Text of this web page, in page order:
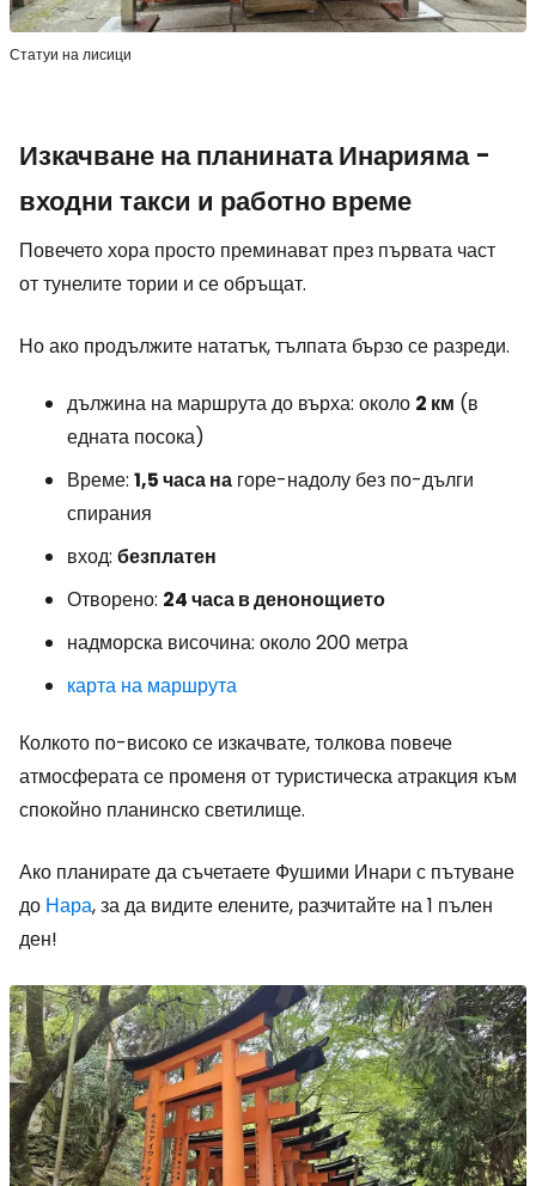
Статуи на лисици
Изкачване на планината Инарияма -
входни такси и работно време
Повечето хора просто преминават през първата част
от тунелите тории и се обръщат.
Но ако продължите нататък, тълпата бързо се разреди.
дължина на маршрута до върха: около 2 км (в
едната посока)
Време: 1,5 часа на горе-надолу без по-дълги
спирания
вход: безплатен
Отворено: 24 часа в денонощието
надморска височина: около 200 метра
карта на маршрута
Колкото по-високо се изкачвате, толкова повече
атмосферата се променя от туристическа атракция към
спокойно планинско светилище.
Ако планирате да съчетаете Фушими Инари с пътуване
до Нара, за да видите елените, разчитайте на 1 пълен
ден!